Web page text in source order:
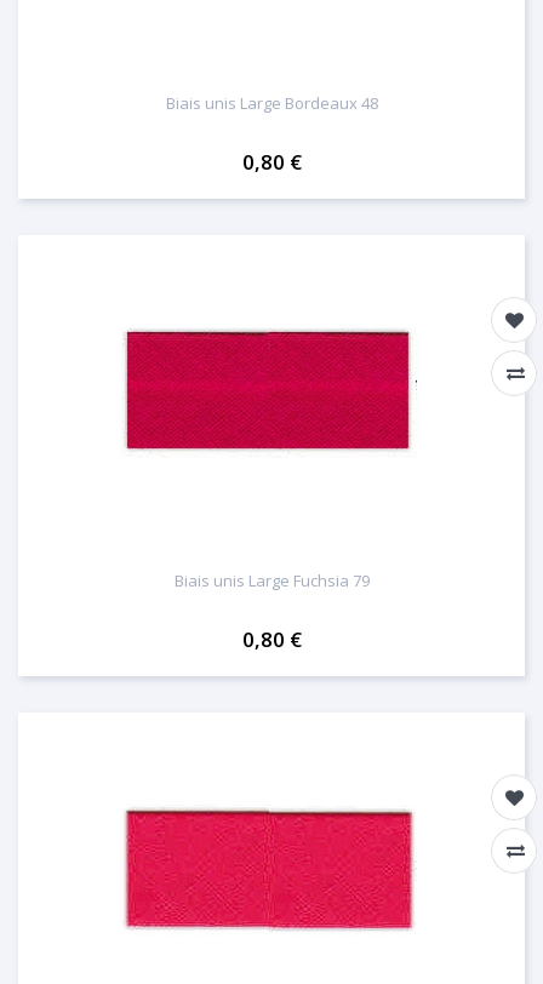
Biais unis Large Bordeaux 48
0,80 €
Biais unis Large Fuchsia 79
0,80 €